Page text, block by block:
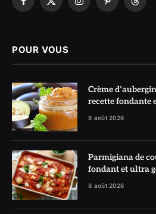
Facebook
X
InstagramPinterest
POUR VOUS
Crème
recette fondante
8 août 2026
Parmigiana de
fondant et ultra
8 août 2026